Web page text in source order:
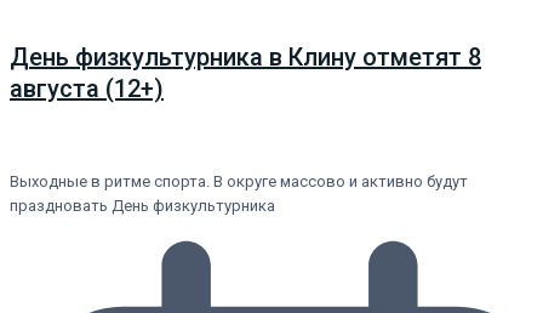
День физкультурника в Клину отметят 8
августа (12+)
Выходные в ритме спорта. В округе массово и активно будут
праздновать День физкультурника